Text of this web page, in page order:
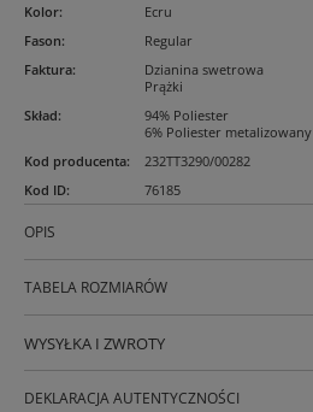
Kolor:
Ecru
Fason:
Regular
Faktura:
Dzianina swetrowa
Prążki
Skład:
94% Poliester
6% Poliester metalizowany
Kod producenta:
232TT3290/00282
Kod ID: 76185
OPIS
TABELA ROZMIARÓW
WYSYŁKA I ZWROTY
DEKLARACJA AUTENTYCZNOŚCI